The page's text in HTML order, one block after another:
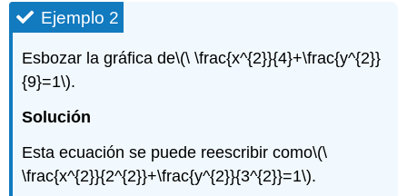
Ejemplo 2
Esbozar la gráfica de\(\ \frac{x^{2}}{4}+\frac{y^{2}}
{9}=1\).
Solución
Esta ecuación se puede reescribir como\(\
\frac{x^{2}}{2^{2}}+\frac{y^{2}}{3^{2}}=1\).